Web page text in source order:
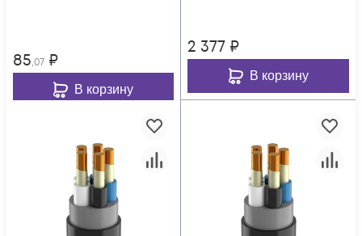
85,07 ₽
В корзину
2 377 ₽
В корзину